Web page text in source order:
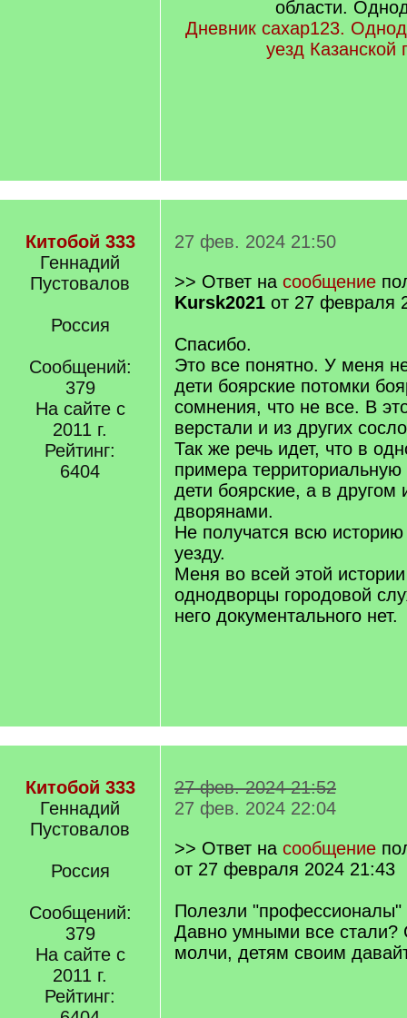
области.
Дневник caxap123.
уезд Казанской
Китобой 333
Геннадий
Пустовалов
Россия
Сообщений:
379
На сайте с
2011 г.
Рейтинг:
6404
27 фев. 2024 21:50
>> Ответ на сообщение
Kursk2021 от 27 февраля
Спасибо.
Это все понятно. У меня
дети боярские потомки
сомнения, что не все. В
верстали и из других
Так же речь идет, что в
примера территориальную
дети боярские, а в другом
дворянами.
Не получатся всю
уезду.
Меня во всей этой
однодворцы городовой
него документального нет.
Китобой 333
Геннадий
Пустовалов
Россия
Сообщений:
379
На сайте с
2011 г.
Рейтинг:
27 фев. 2024 21:52
27 фев. 2024 22:04
>> Ответ на сообщение
от 27 февраля 2024 21:43
Полезли "профессионалы"
Давно умными все стали?
молчи, детям своим